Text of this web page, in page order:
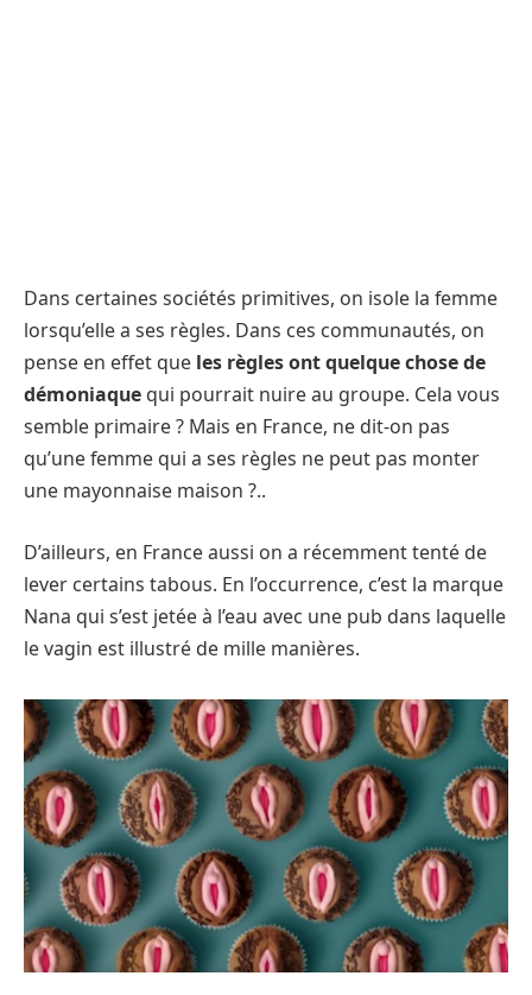
Dans certaines sociétés primitives, on isole la femme
lorsqu’elle a ses règles. Dans ces communautés, on
pense en effet que les règles ont quelque chose de
démoniaque qui pourrait nuire au groupe. Cela vous
semble primaire ? Mais en France, ne dit-on pas
qu’une femme qui a ses règles ne peut pas monter
une mayonnaise maison ?..
D’ailleurs, en France aussi on a récemment tenté de
lever certains tabous. En l’occurrence, c’est la marque
Nana qui s’est jetée à l’eau avec une pub dans laquelle
le vagin est illustré de mille manières.